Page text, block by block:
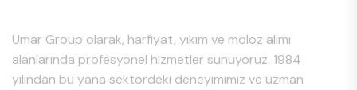
Umar Group olarak, harfiyat, yıkım ve moloz alımı
alanlarında profesyonel hizmetler sunuyoruz. 1984
yılından bu yana sektördeki deneyimimiz ve uzman